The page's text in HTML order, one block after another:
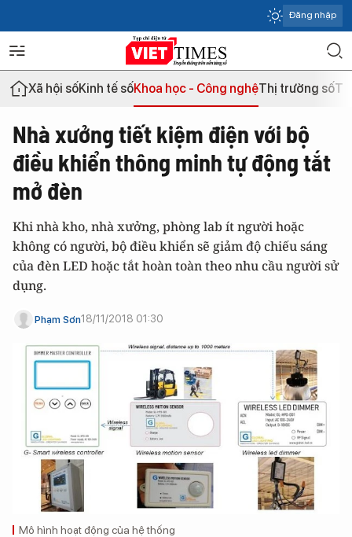
Đăng nhập
Xã hội sốKinh tế sốKhoa học - Công nghệThị trường số
Nhà xưởng tiết kiệm điện với bộ
điều khiển thông minh tự động tắt
mở đèn
Khi nhà kho, nhà xưởng, phòng lab ít người hoặc
không có người, bộ điều khiển sẽ giảm độ chiếu sáng
của đèn LED hoặc tắt hoàn toàn theo nhu cầu người sử
dụng.
Phạm Sơn18/11/2018 01:30
Mô hình hoạt động của hệ thống